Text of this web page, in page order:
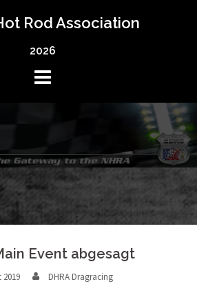
Rod Association
2026
Event abgesagt
2019
DHRA Dragracing